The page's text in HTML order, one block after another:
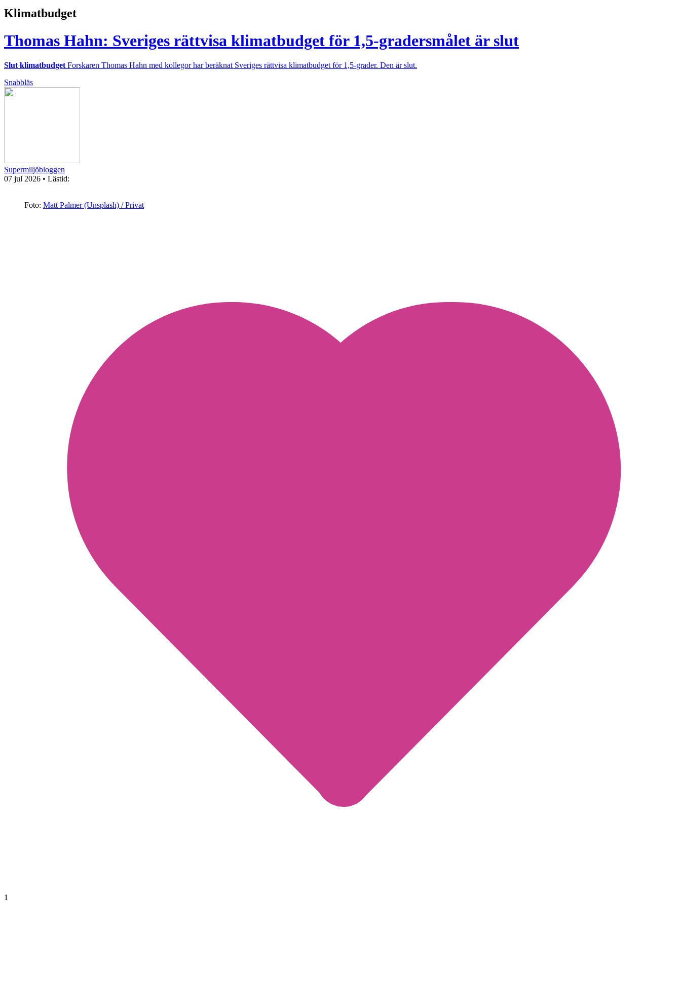
Klimatbudget
Thomas Hahn: Sveriges rättvisa klimatbudget för 1,5-gradersmålet är slut
Slut klimatbudget Forskaren Thomas Hahn med kollegor har beräknat Sveriges rättvisa klimatbudget för 1,5-grader. Den är slut.
Snabbläs
Supermiljöbloggen
07 jul 2026 • Lästid:
Foto: Matt Palmer (Unsplash) / Privat
1